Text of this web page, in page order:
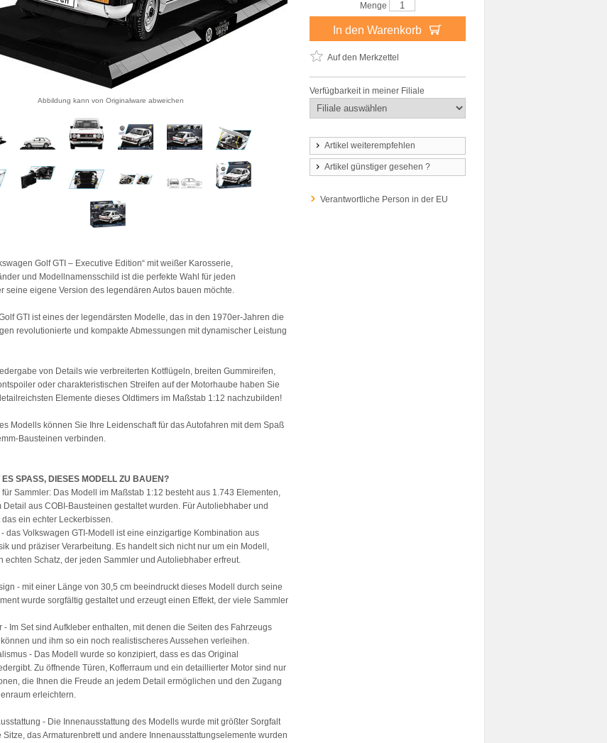
Abbildung kann von Originalware abweichen
Golf GTI – Executive Edition“ mit weißer Karosserie,
und Modellnamensschild ist die perfekte Wahl für jeden
seine eigene Version des legendären Autos bauen möchte.
GTI ist eines der legendärsten Modelle, das in den 1970er-Jahren die
revolutionierte und kompakte Abmessungen mit dynamischer Leistung
von Details wie verbreiterten Kotflügeln, breiten Gummireifen,
oder charakteristischen Streifen auf der Motorhaube haben Sie
Elemente dieses Oldtimers im Maßstab 1:12 nachzubilden!
Modells können Sie Ihre Leidenschaft für das Autofahren mit dem Spaß
Bausteinen verbinden.
SPASS, DIESES MODELL ZU BAUEN?
Sammler: Das Modell im Maßstab 1:12 besteht aus 1.743 Elementen,
Detail aus COBI-Bausteinen gestaltet wurden. Für Autoliebhaber und
das ein echter Leckerbissen.
das Volkswagen GTI-Modell ist eine einzigartige Kombination aus
und präziser Verarbeitung. Es handelt sich nicht nur um ein Modell,
echten Schatz, der jeden Sammler und Autoliebhaber erfreut.
- mit einer Länge von 30,5 cm beeindruckt dieses Modell durch seine
wurde sorgfältig gestaltet und erzeugt einen Effekt, der viele Sammler
- Im Set sind Aufkleber enthalten, mit denen die Seiten des Fahrzeugs
und ihm so ein noch realistischeres Aussehen verleihen.
- Das Modell wurde so konzipiert, dass es das Original
Zu öffnende Türen, Kofferraum und ein detaillierter Motor sind nur
die Ihnen die Freude an jedem Detail ermöglichen und den Zugang
erleichtern.
- Die Innenausstattung des Modells wurde mit größter Sorgfalt
das Armaturenbrett und andere Innenausstattungselemente wurden
Menge
In den Warenkorb
Auf den Merkzettel
Verfügbarkeit in meiner Filiale
Artikel weiterempfehlen
Artikel günstiger gesehen ?
Verantwortliche Person in der EU